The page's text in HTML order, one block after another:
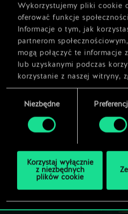
Wykorzystujemy pliki cookie
oferować funkcje
Informacje o tym, jak
partnerom
mogą połączyć te
lub uzyskanymi podczas
korzystanie z naszej witryny,
zgodyNiezbędne
Korzystaj wyłącznie
z niezbędnych
plików cookie